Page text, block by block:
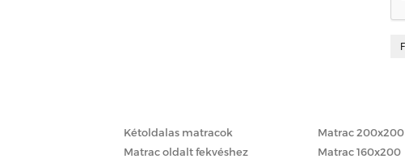
Kétoldalas matracok
Matrac oldalt fekvéshez
Matrac 200x200
Matrac 160x200